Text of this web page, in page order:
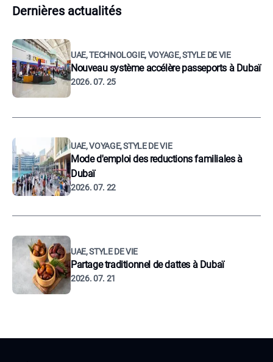
Dernières actualités
UAE, TECHNOLOGIE, VOYAGE, STYLE DE VIE
Nouveau système accélère passeports à Dubaï
2026. 07. 25
UAE, VOYAGE, STYLE DE VIE
Mode d'emploi des reductions familiales à
Dubaï
2026. 07. 22
UAE, STYLE DE VIE
Partage traditionnel de dattes à Dubaï
2026. 07. 21